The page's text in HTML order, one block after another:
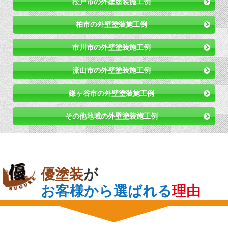
柏市の外壁塗装施工例
市川市の外壁塗装施工例
流山市の外壁塗装施工例
鎌ヶ谷市の外壁塗装施工例
その他地域の外壁塗装施工例
優塗装が
お客様から選ばれる理由